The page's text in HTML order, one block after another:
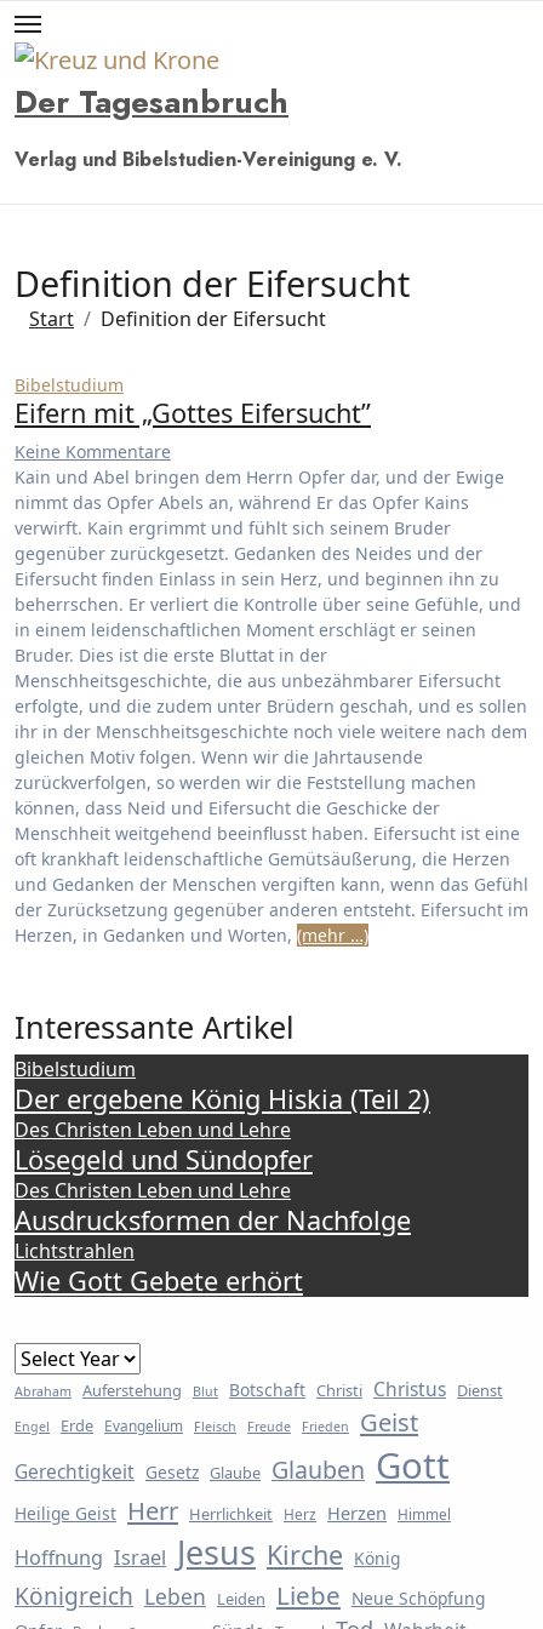
Zum
Inhalt
springen
Der Tagesanbruch
Verlag und Bibelstudien-Vereinigung e. V.
Definition der Eifersucht
Start Definition der Eifersucht
Bibelstudium
Eifern mit „Gottes Eifersucht”
Keine Kommentare
Kain und Abel bringen dem Herrn Opfer dar, und der Ewige
nimmt das Opfer Abels an, während Er das Opfer Kains
verwirft. Kain ergrimmt und fühlt sich seinem Bruder
gegenüber zurückgesetzt. Gedanken des Neides und der
Eifersucht finden Einlass in sein Herz, und beginnen ihn zu
beherrschen. Er verliert die Kontrolle über seine Gefühle, und
in einem leidenschaftlichen Moment erschlägt er seinen
Bruder. Dies ist die erste Bluttat in der
Menschheitsgeschichte, die aus unbezähmbarer Eifersucht
erfolgte, und die zudem unter Brüdern geschah, und es sollen
ihr in der Menschheitsgeschichte noch viele weitere nach dem
gleichen Motiv folgen. Wenn wir die Jahrtausende
zurückverfolgen, so werden wir die Feststellung machen
können, dass Neid und Eifersucht die Geschicke der
Menschheit weitgehend beeinflusst haben. Eifersucht ist eine
oft krankhaft leidenschaftliche Gemütsäußerung, die Herzen
und Gedanken der Menschen vergiften kann, wenn das Gefühl
der Zurücksetzung gegenüber anderen entsteht. Eifersucht im
Herzen, in Gedanken und Worten, (mehr …)
Interessante Artikel
Bibelstudium
Der ergebene König Hiskia (Teil 2)
Des Christen Leben und Lehre
Lösegeld und Sündopfer
Des Christen Leben und Lehre
Ausdrucksformen der Nachfolge
Lichtstrahlen
Wie Gott Gebete erhört
Abraham Auferstehung Blut Botschaft Christi Christus Dienst
Engel Erde Evangelium Fleisch Freude Frieden Geist
Gerechtigkeit Gesetz Glaube Glauben Gott
Heilige Geist Herr Herrlichkeit Herz Herzen Himmel
Hoffnung Israel Jesus Kirche König
Königreich Leben Leiden Liebe Neue Schöpfung